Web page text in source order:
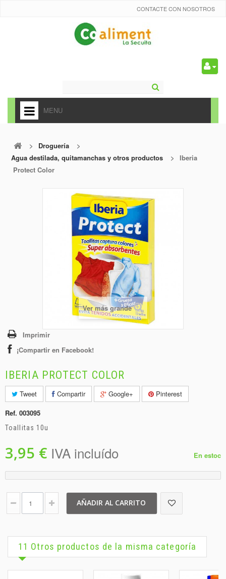
CONTACTE CON NOSOTROS
MENU
ALIMENTACIÓN
FRUTAS Y VEDURAS
REFRESCOS
CARNICERÍA Y CHARCUTERÍA
> Droguería
>
Agua destilada, quitamanchas y otros productos
>
Iberia
Protect Color
Ver más grande
Imprimir
¡Compartir en Facebook!
IBERIA PROTECT COLOR
Tweet Compartir Google+
Pinterest
Ref. 003095
Toallitas 10u
3,95 € IVA incluído En estoc
AÑADIR AL CARRITO
11 Otros productos de la misma categoría